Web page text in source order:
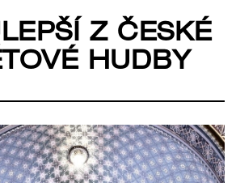
Z ČESKÉ
HUDBY